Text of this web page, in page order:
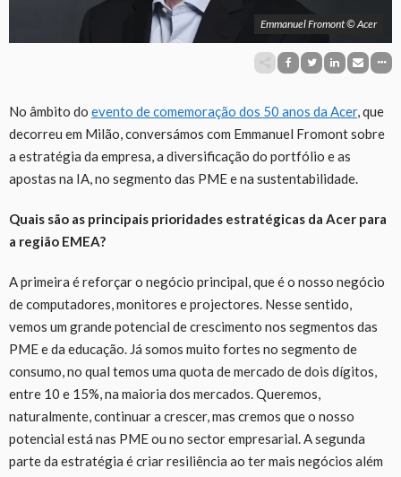
Emmanuel Fromont © Acer
No âmbito do evento de comemoração dos 50 anos da Acer, que
decorreu em Milão, conversámos com Emmanuel Fromont sobre
a estratégia da empresa, a diversificação do portfólio e as
apostas na IA, no segmento das PME e na sustentabilidade.
Quais são as principais prioridades estratégicas da Acer para
a região EMEA?
A primeira é reforçar o negócio principal, que é o nosso negócio
de computadores, monitores e projectores. Nesse sentido,
vemos um grande potencial de crescimento nos segmentos das
PME e da educação. Já somos muito fortes no segmento de
consumo, no qual temos uma quota de mercado de dois dígitos,
entre 10 e 15%, na maioria dos mercados. Queremos,
naturalmente, continuar a crescer, mas cremos que o nosso
potencial está nas PME ou no sector empresarial. A segunda
parte da estratégia é criar resiliência ao ter mais negócios além